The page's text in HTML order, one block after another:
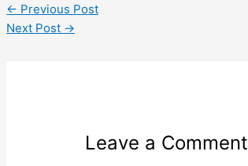
← Previous Post
Next Post →
Leave a Comment